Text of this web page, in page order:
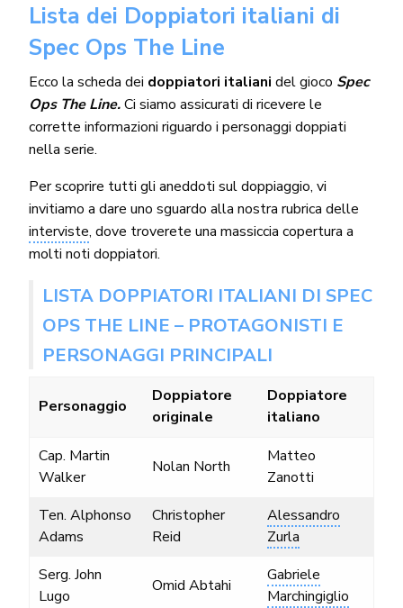
Lista dei Doppiatori italiani di
Spec Ops The Line
Ecco la scheda dei doppiatori italiani del gioco Spec
Ops The Line.Ci siamo assicurati di ricevere le
corrette informazioni riguardo i personaggi doppiati
nella serie.
Per scoprire tutti gli aneddoti sul doppiaggio, vi
invitiamo a dare uno sguardo alla nostra rubrica delle
interviste, dove troverete una massiccia copertura a
molti noti doppiatori.
LISTA DOPPIATORI ITALIANI DI SPEC
OPS THE LINE – PROTAGONISTI E
PERSONAGGI PRINCIPALI
Personaggio
Doppiatore
originale
Doppiatore
italiano
Cap. Martin
Walker
Nolan North
Matteo
Zanotti
Ten. Alphonso
Adams
Christopher
Reid
Alessandro
Zurla
Serg. John
Lugo
Omid Abtahi
Gabriele
Marchingiglio